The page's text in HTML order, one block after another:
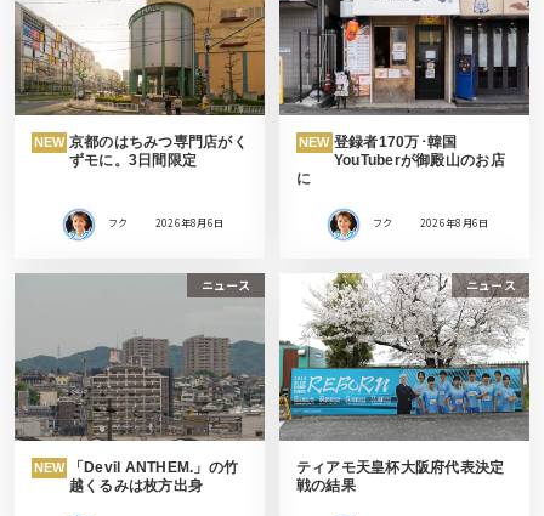
NEW 京都のはちみつ専門店がく
ずモに。3日間限定
フク 2026年8月6日
NEW 登録者170万･韓国
YouTuberが御殿山のお店
に
フク 2026年8月6日
ニュース
NEW
「Devil ANTHEM.」の竹
越くるみは枚方出身
ニュース
ティアモ天皇杯大阪府代表決定
戦の結果